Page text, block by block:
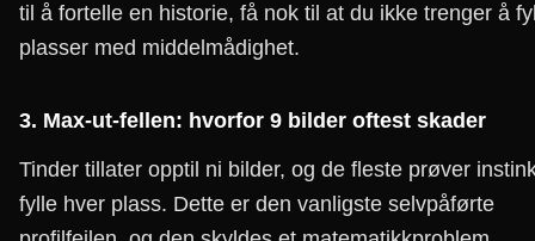
til å fortelle en historie, få nok til at du ikke trenger å
plasser med middelmådighet.
3. Max-ut-fellen: hvorfor 9 bilder oftest skader
Tinder tillater opptil ni bilder, og de fleste prøver
fylle hver plass. Dette er den vanligste selvpåførte